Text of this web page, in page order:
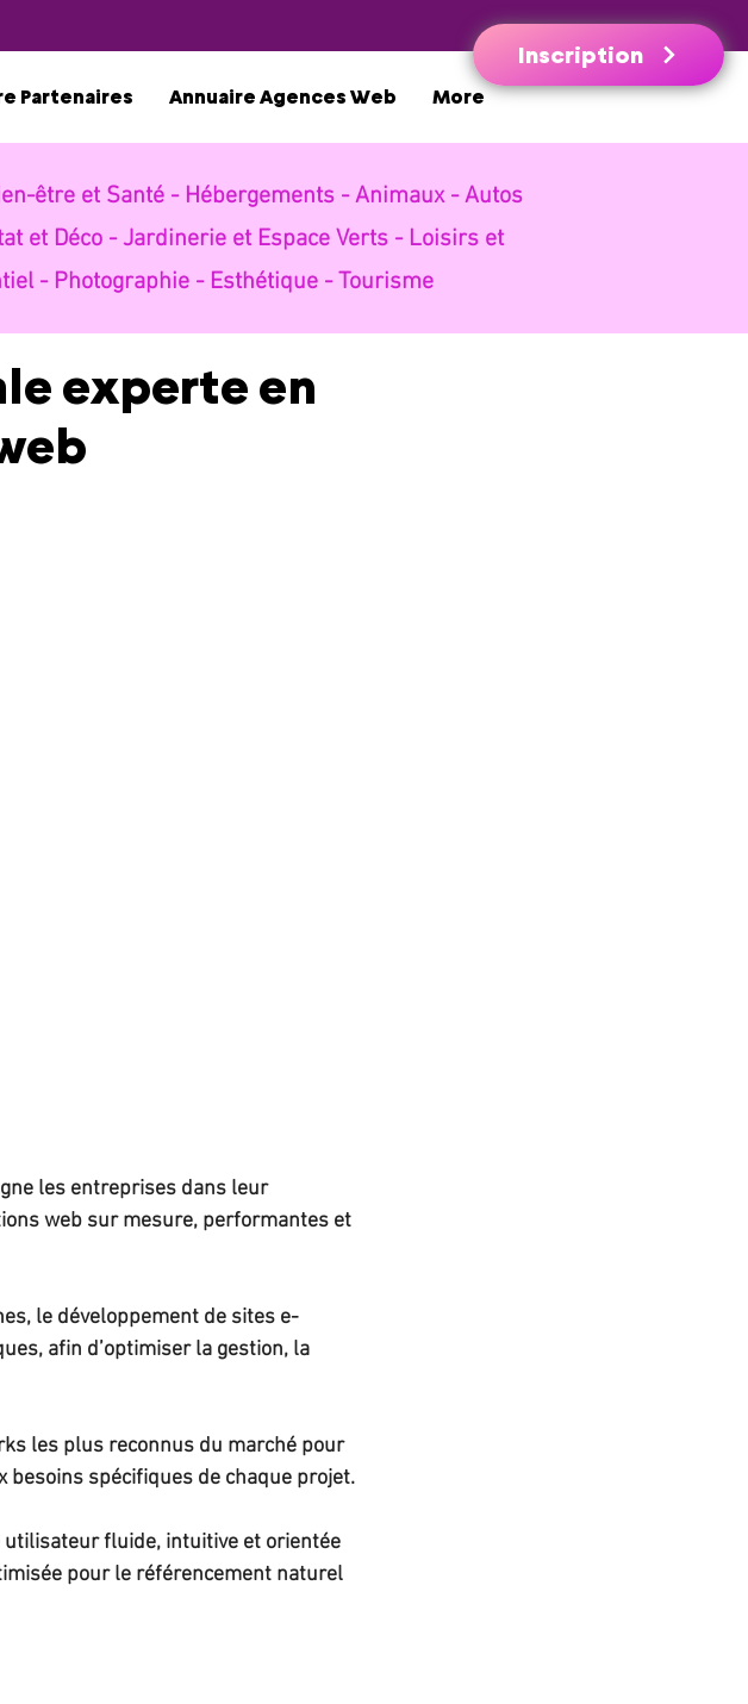
Inscription
Partenaires Annuaire Agences Web More
être et Santé - Hébergements -Animaux -Autos
et Déco -Jardinerie et Espace Verts - Loisirs et
- Photographie - Esthétique -Tourisme
experte en
les entreprises dans leur
web sur mesure, performantes et
le développement de sites e-
afin d’optimiser la gestion, la
les plus reconnus du marché pour
spécifiques de chaque projet.
fluide, intuitive et orientée
pour le référencement naturel